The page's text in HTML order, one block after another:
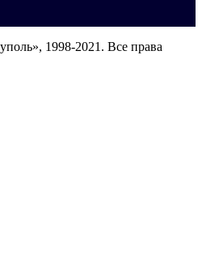
1998-2021. Все права